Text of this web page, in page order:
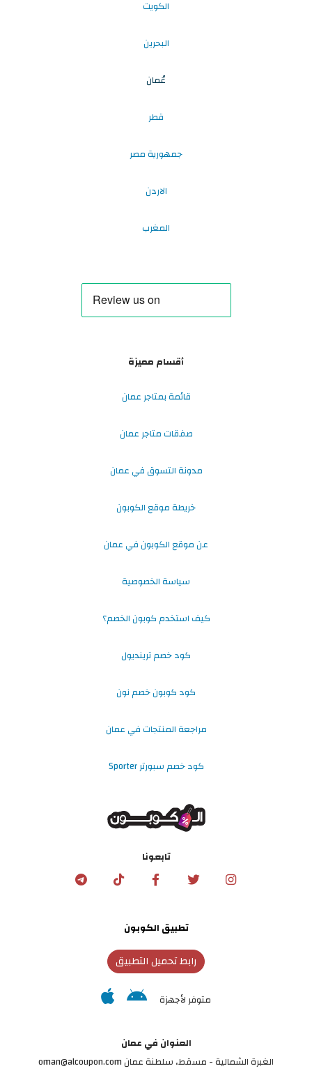
الكويت
البحرين
عُمان
قطر
جمهورية مصر
الاردن
المغرب
أقسام مميزة
قائمة بمتاجر عمان
صفقات متاجر عمان
مدونة التسوق في عمان
خريطة موقع الكوبون
عن موقع الكوبون في عمان
سياسة الخصوصية
كيف استخدم كوبون الخصم؟
كود خصم ترينديول
كود كوبون خصم نون
مراجعة المنتجات في عمان
كود خصم سبورتر Sporter
تابعونا
تطبيق الكوبون
رابط تحميل التطبيق
متوفر لأجهزة
العنوان في عمان
الغبرة الشمالية - مسقط، سلطنة عمان oman@alcoupon.com